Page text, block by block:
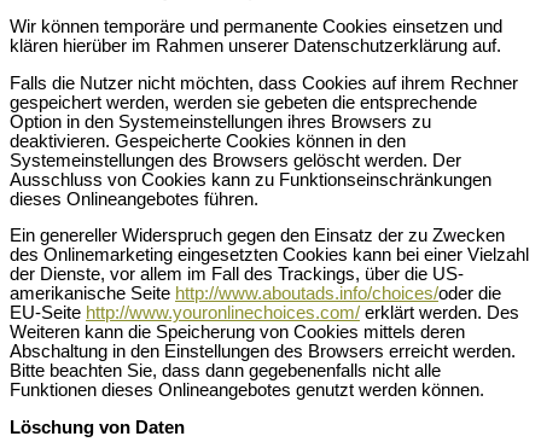
Wir können temporäre und permanente Cookies einsetzen und
klären hierüber im Rahmen unserer Datenschutzerklärung auf.
Falls die Nutzer nicht möchten, dass Cookies auf ihrem Rechner
gespeichert werden, werden sie gebeten die entsprechende
Option in den Systemeinstellungen ihres Browsers zu
deaktivieren. Gespeicherte Cookies können in den
Systemeinstellungen des Browsers gelöscht werden. Der
Ausschluss von Cookies kann zu Funktionseinschränkungen
dieses Onlineangebotes führen.
Ein genereller Widerspruch gegen den Einsatz der zu Zwecken
des Onlinemarketing eingesetzten Cookies kann bei einer Vielzahl
der Dienste, vor allem im Fall des Trackings, über die US-
amerikanische Seite http://www.aboutads.info/choices/oder die
EU-Seite http://www.youronlinechoices.com/ erklärt werden. Des
Weiteren kann die Speicherung von Cookies mittels deren
Abschaltung in den Einstellungen des Browsers erreicht werden.
Bitte beachten Sie, dass dann gegebenenfalls nicht alle
Funktionen dieses Onlineangebotes genutzt werden können.
Löschung von Daten